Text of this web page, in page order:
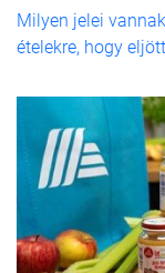
Milyen jelei
ételekre, hogy